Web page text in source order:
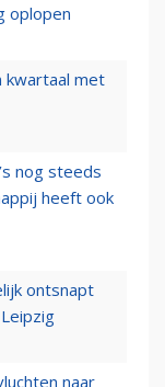
oplopen
kwartaal met
nog steeds
heeft ook
ontsnapt
naar